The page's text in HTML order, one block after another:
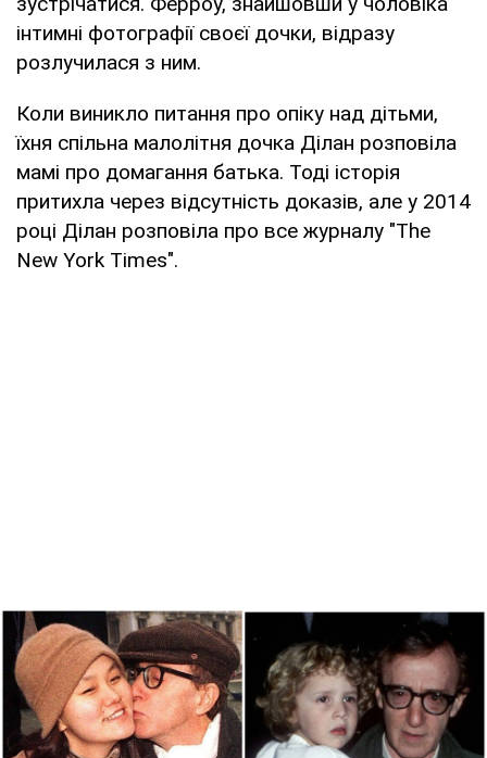
інтимні фотографії своєї дочки, відразу
розлучилася з ним.
Коли виникло питання про опіку над дітьми,
їхня спільна малолітня дочка Ділан розповіла
мамі про домагання батька. Тоді історія
притихла через відсутність доказів, але у 2014
році Ділан розповіла про все журналу "The
New York Times".